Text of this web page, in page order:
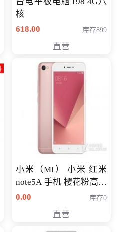
核
618.00
库存899
直营
小米（MI） 小米 红米
note5A 手机 樱花粉高配
版 全网通(3G+32G)
0.00 库存0
直营